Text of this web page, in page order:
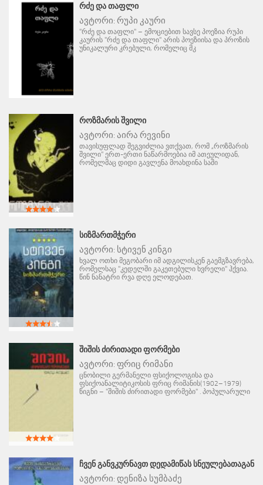
ᲠᲫᲔ ᲓᲐ ᲗᲐᲤᲚᲘ
ავტორი: რუპი კაური
"რძე და თაფლი" – ემოციებით სავსე პოეზია რუპი
კაურის "რძე და თაფლი" არის პოეზიისა და პროზის
უნიკალური კრებული, რომელიც მკ
ᲠᲝᲖᲛᲐᲠᲘᲡ ᲨᲕᲘᲚᲘ
ავტორი: აირა რევინი
თავისუფლად შეგვიძლია ვთქვათ, რომ „როზმარის
შვილი" ერთ-ერთი ნაწარმოებია იმ ათეულიდან,
რომელმაც დიდი გავლენა მოახდინა საში
ᲡᲘᲖᲛᲐᲠᲗᲛᲭᲔᲠᲘ
ავტორი: სტივენ კინგი
ხვალ ოთხი მეგობარი იმ ადგილისკენ გაემგზავრება,
რომელსაც "კედელში გაკეთებული ხვრელი" ჰქვია.
წინ ნანატრი რვა დღე ელოდებათ.
ᲨᲘᲨᲘᲡ ᲫᲘᲠᲘᲗᲐᲓᲘ ᲤᲝᲠᲛᲔᲑᲘ
ავტორი: ფრიც რიმანი
ცნობილი გერმანელი ფსიქოლოგისა და
ფსიქოანალიტიკოსის ფრიც რიმანის(1902–1979)
წიგნი – "შიშის ძირითადი ფორმები" . პოპულარული
ᲩᲕᲔᲜ ᲒᲐᲜᲕᲙᲣᲠᲜᲐᲕᲗ ᲓᲔᲓᲐᲛᲘᲬᲐᲡ ᲡᲜᲔᲣᲚᲔᲑᲐᲗᲐᲒᲐᲜ
ავტორი: დენიზა სუმბაძე